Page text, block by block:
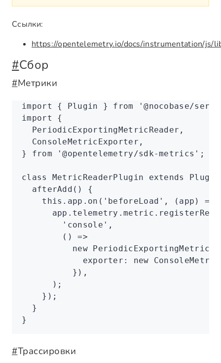
Ссылки:
https://opentelemetry.io/docs/instrumentation/js/
#Сбор
#Метрики
import { Plugin } from '@nocobase/
import {
  PeriodicExportingMetricReader
,
  ConsoleMetricExporter
,
} from '@opentelemetry/sdk-metrics' ;
class MetricReaderPlugin extends Plugin
  afterAdd
() {
    this
. app .on ( 'beforeLoad' , (app) =>
      app
. telemetry .metric
        'console'
,
        ()
=>
          new
            exporter
: new
          })
,
      );
    });
  }
}
#Трассировки